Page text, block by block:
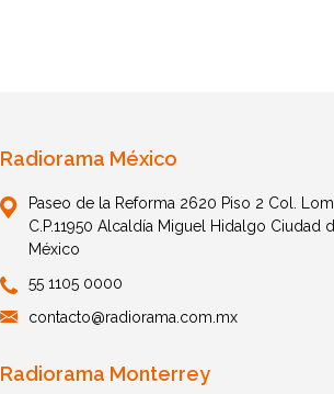
Radiorama México
Paseo de la Reforma 2620 Piso 2 Col.
C.P.11950 Alcaldía Miguel Hidalgo Ciudad
México
55 1105 0000
contacto@radiorama.com.mx
Radiorama Monterrey